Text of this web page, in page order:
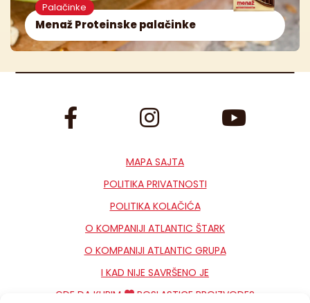
Menaž Proteinske palačinke
Palačinke
MAPA SAJTA
POLITIKA PRIVATNOSTI
POLITIKA KOLAČIĆA
O KOMPANIJI ATLANTIC ŠTARK
O KOMPANIJI ATLANTIC GRUPA
I KAD NIJE SAVRŠENO JE
GDE DA KUPIM
POSLASTICE PROIZVODE?